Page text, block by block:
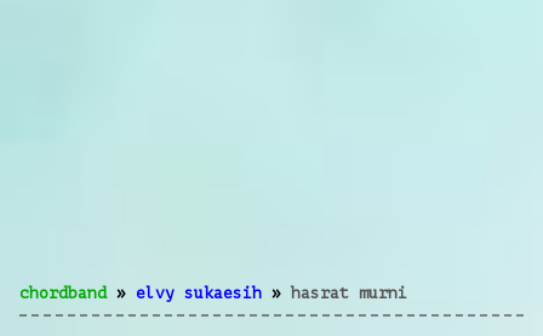
chordband» elvy sukaesih » hasrat murni